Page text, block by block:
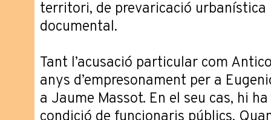
territori, de prevaricació urbanística
documental.
Tant l’acusació particular com
anys d’empresonament per a
a Jaume Massot. En el seu cas, hi